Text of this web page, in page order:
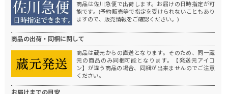
商品は佐川急便で出荷します。 お届けの日時指定が可
能です。(予約販売等で指定を受けられないこともあり
ますので、販売情報をご確認ください。)
商品の出荷・同梱に関して
商品は蔵元からの直送となります。 そのため、同一蔵
元の商品のみ同梱可能となります。
【発送元アイコ
ン】が違う商品の場合、同梱が出来ませんのでご注意
ください。